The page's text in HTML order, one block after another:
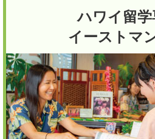
ハワイ留学
イーストマ